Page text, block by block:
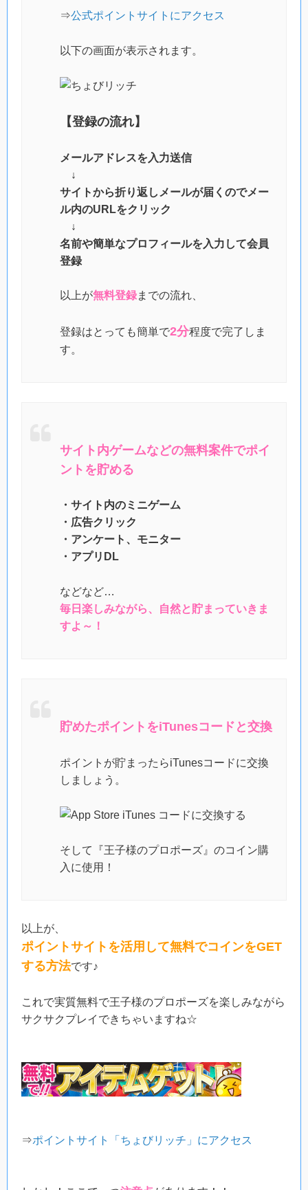
⇒公式ポイントサイトにアクセス
以下の画面が表示されます。
【登録の流れ】
メールアドレスを入力送信
↓
サイトから折り返しメールが届くのでメー
ル内のURLをクリック
↓
名前や簡単なプロフィールを入力して会員
登録
以上が無料登録までの流れ、
登録はとっても簡単で2分程度で完了しま
す。
サイト内ゲームなどの無料案件でポイ
ントを貯める
・サイト内のミニゲーム
・広告クリック
・アンケート、モニター
・アプリDL
などなど…
毎日楽しみながら、自然と貯まっていきま
すよ～！
貯めたポイントをiTunesコードと交換
ポイントが貯まったらiTunesコードに交換
しましょう。
そして『王子様のプロポーズ』のコイン購
入に使用！
以上が、
ポイントサイトを活用して無料でコインをGET
する方法です♪
これで実質無料で王子様のプロポーズを楽しみながら
サクサクプレイできちゃいますね☆
⇒ポイントサイト「ちょびリッチ」にアクセス